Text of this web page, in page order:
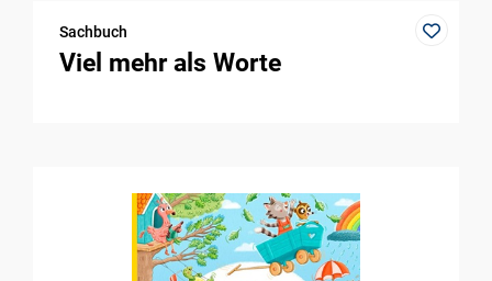
Sachbuch
Viel mehr als Worte